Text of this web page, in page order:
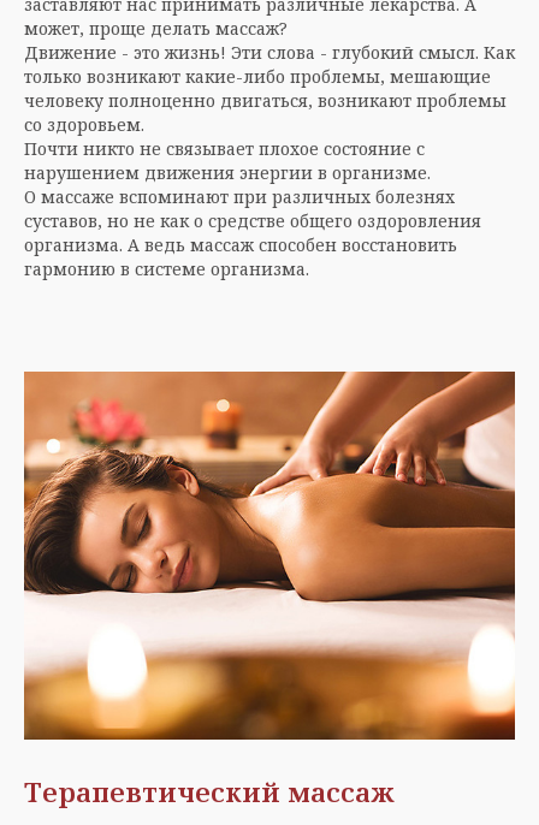
может, проще делать массаж?
Движение - это жизнь! Эти слова - глубокий смысл. Как
только возникают какие-либо проблемы, мешающие
человеку полноценно двигаться, возникают проблемы
со здоровьем.
Почти никто не связывает плохое состояние с
нарушением движения энергии в организме.
О массаже вспоминают при различных болезнях
суставов, но не как о средстве общего оздоровления
организма. А ведь массаж способен восстановить
гармонию в системе организма.
Терапевтический массаж